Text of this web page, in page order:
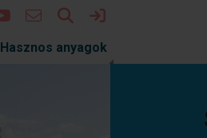
Keresés
Hasznos anyagok